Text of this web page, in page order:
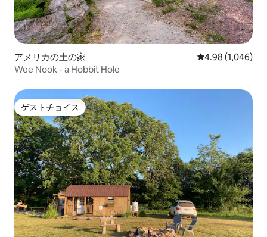
アメリカの土の家 レビュー1,046
4.98 (1,046)
Wee Nook - a Hobbit Hole
ゲストチョイス
ゲストチョイス